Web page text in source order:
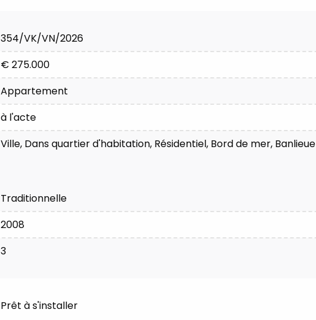
354/VK/VN/2026
€ 275.000
Appartement
à l'acte
Ville, Dans quartier d'habitation, Résidentiel, Bord de mer, Banlieue
Traditionnelle
2008
3
Prêt à s'installer